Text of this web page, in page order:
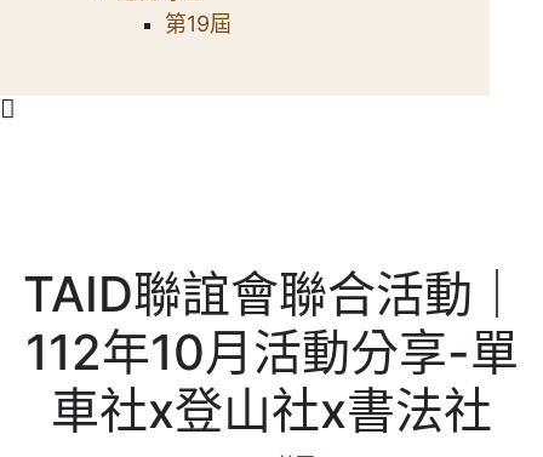
第19屆
TAID聯誼會聯合活動｜
112年10月活動分享-單
車社x登山社x書法社